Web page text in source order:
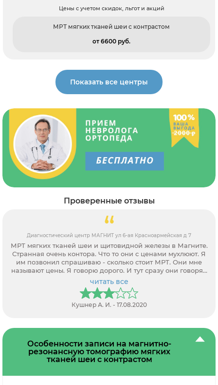
Цены с учетом скидок, льгот и акций
МРТ мягких тканей шеи с контрастом
от 6600 pуб.
Показать все центры
Проверенные отзывы
Диагностический центр МАГНИТ ул 6-ая Красноармейская д 7
МРТ мягких тканей шеи и щитовидной железы в Магните.
Странная очень контора. Что то они с ценами мухлюют. Я
им позвонил спрашиваю - сколько стоит МРТ. Они мне
называют цены. Я говорю дорого. И тут сразу они говорят,
МРТ центре можно торговаться. Это не вызывает доверие.
читать все
Кушнер А. И. - 17.08.2020
Особенности записи на магнитно-
резонансную томографию мягких
тканей шеи с контрастом